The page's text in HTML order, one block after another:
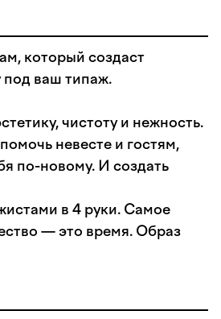
который создаст
под ваш типаж.
чистоту и нежность.
невесте и гостям,
по-новому. И создать
в 4 руки. Самое
— это время. Образ